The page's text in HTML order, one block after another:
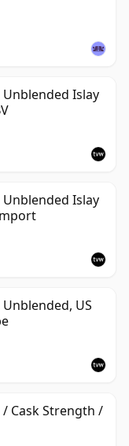
Unblended Islay
Unblended Islay
US
/ Cask Strength /